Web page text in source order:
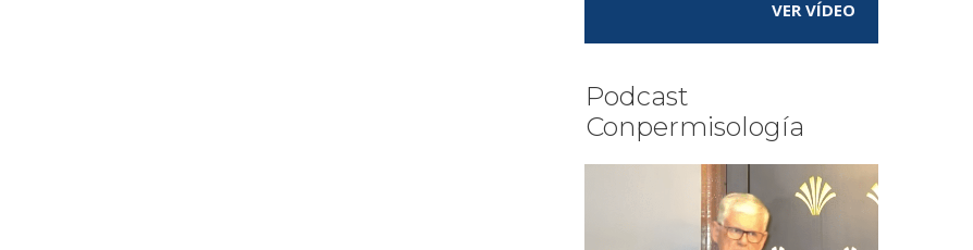
VER VÍDEO
Podcast
Conpermisología